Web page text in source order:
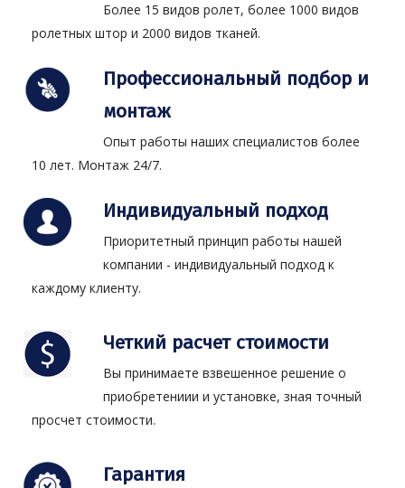
Более 15 видов ролет, более 1000 видов
ролетных штор и 2000 видов тканей.
Профессиональный подбор и
монтаж
Опыт работы наших специалистов более
10 лет. Монтаж 24/7.
Индивидуальный подход
Приоритетный принцип работы нашей
компании - индивидуальный подход к
каждому клиенту.
Четкий расчет стоимости
Вы принимаете взвешенное решение о
приобретениии и установке, зная точный
просчет стоимости.
Гарантия